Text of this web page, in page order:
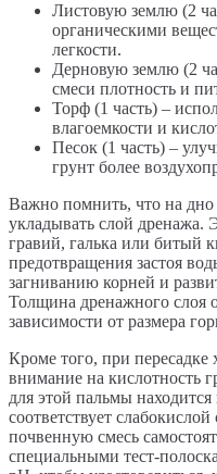
Листовую землю (2
органическими
легкости.
Дерновую землю (2
смеси плотность и
Торф (1 часть) –
влагоемкости и
Песок (1 часть) –
грунт более
Важно помнить, что на дно
укладывать слой дренажа.
гравий, галька или битый
предотвращения застоя
загниванию корней и
Толщина дренажного слоя
зависимости от размера
Кроме того, при пересадке
внимание на кислотность
для этой пальмы
соответствует
почвенную смесь
специальными тест-